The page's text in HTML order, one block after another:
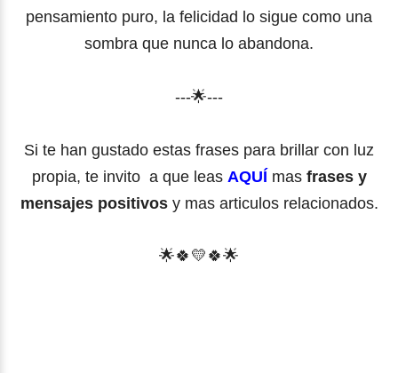
pensamiento puro, la felicidad lo sigue como una
sombra que nunca lo abandona.
---🌟---
Si te han gustado estas frases para brillar con luz
propia, te invito a que leas AQUÍ mas frases y
mensajes positivos y mas articulos relacionados.
🌟🍀 💛 🍀🌟